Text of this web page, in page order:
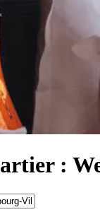
: